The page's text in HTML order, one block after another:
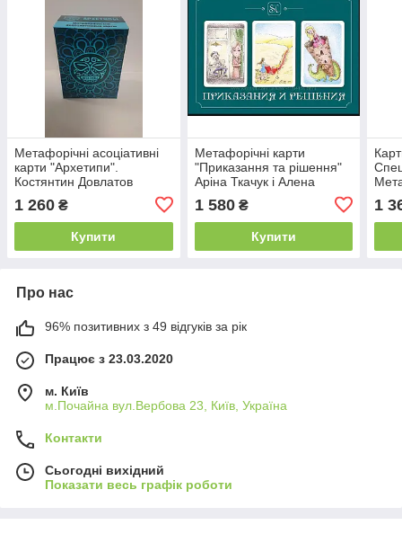
Метафорічні асоціативні
карти "Архетипи".
Костянтин Довлатов
1 260 ₴
Купити
Метафорічні карти
"Приказання та рішення"
Аріна Ткачук і Алена
1 580₴
Купити
1
Про нас
96% позитивних з 49 відгуків за рік
Працює з 23.03.2020
м. Київ
м.Почайна вул.Вербова 23, Київ, Україна
Контакти
Сьогодні вихідний
Показати весь графік роботи